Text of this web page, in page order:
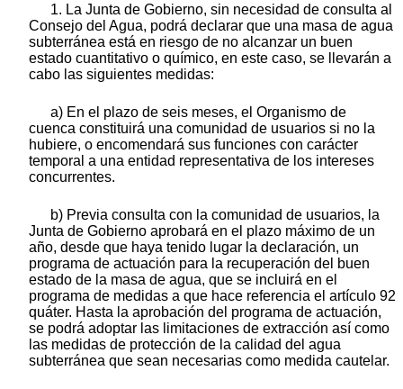
1. La Junta de Gobierno, sin necesidad de consulta al
Consejo del Agua, podrá declarar que una masa de agua
subterránea está en riesgo de no alcanzar un buen
estado cuantitativo o químico, en este caso, se llevarán a
cabo las siguientes medidas:
a) En el plazo de seis meses, el Organismo de
cuenca constituirá una comunidad de usuarios si no la
hubiere, o encomendará sus funciones con carácter
temporal a una entidad representativa de los intereses
concurrentes.
b) Previa consulta con la comunidad de usuarios, la
Junta de Gobierno aprobará en el plazo máximo de un
año, desde que haya tenido lugar la declaración, un
programa de actuación para la recuperación del buen
estado de la masa de agua, que se incluirá en el
programa de medidas a que hace referencia el artículo 92
quáter. Hasta la aprobación del programa de actuación,
se podrá adoptar las limitaciones de extracción así como
las medidas de protección de la calidad del agua
subterránea que sean necesarias como medida cautelar.